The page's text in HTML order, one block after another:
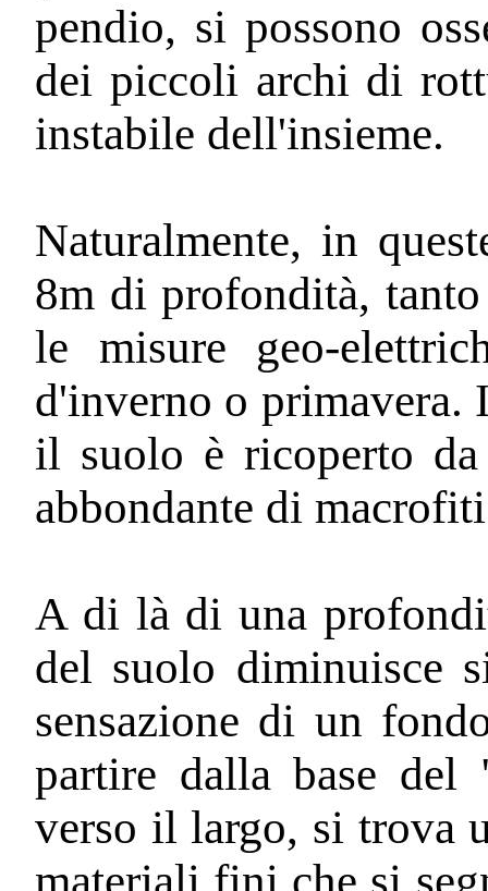
pendio, si possono
dei piccoli archi di
instabile dell'insieme.
Naturalmente, in
8m di profondità,
le misure geo-
d'inverno o primavera.
il suolo è ricoperto
abbondante di
A di là di una
del suolo diminuisce
sensazione di un
partire dalla base
verso il largo, si trova
materiali fini che si